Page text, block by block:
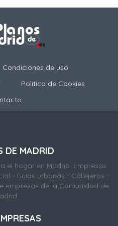
Condiciones de uso
Politica de Cookies
DE MADRID
el hogar en Madrid. Empresas
- Guías urbanas - Callejeros -
empresas de la Comunidad de